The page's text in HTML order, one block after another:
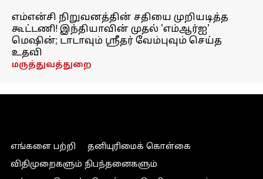
எம்என்சி நிறுவனத்தின் சதியை முறியடித்த
கூட்டணி! இந்தியாவின் முதல் 'எம்ஆர்ஐ'
மெஷின்; டாடாவும் ஸ்ரீதர் வேம்புவும் செய்த
உதவி
மருத்துவத்துறை
எங்களை பற்றி
தனியுரிமைக் கொள்கை
விதிமுறைகளும் நிபந்தனைகளும்